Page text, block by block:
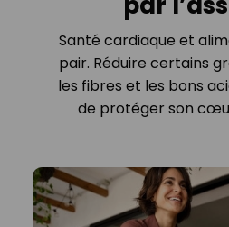
Santé cardiaque et
pair. Réduire certains
les fibres et les bons
de protéger son